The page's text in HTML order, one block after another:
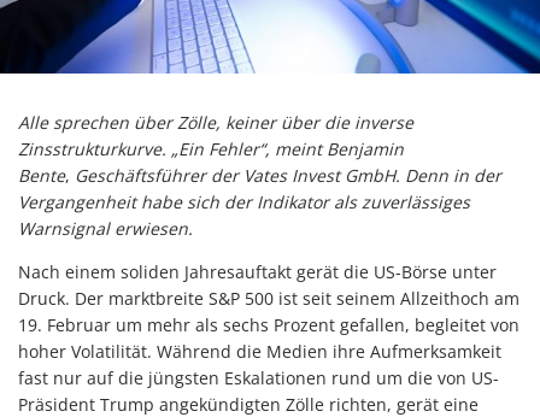
Alle sprechen über Zölle, keiner über die inverse
Zinsstrukturkurve. „Ein Fehler“, meint Benjamin
Bente, Geschäftsführer der Vates Invest GmbH. Denn in der
Vergangenheit habe sich der Indikator als zuverlässiges
Warnsignal erwiesen.
Nach einem soliden Jahresauftakt gerät die US-Börse unter
Druck. Der marktbreite S&P 500 ist seit seinem Allzeithoch am
19. Februar um mehr als sechs Prozent gefallen, begleitet von
hoher Volatilität. Während die Medien ihre Aufmerksamkeit
fast nur auf die jüngsten Eskalationen rund um die von US-
Präsident Trump angekündigten Zölle richten, gerät eine